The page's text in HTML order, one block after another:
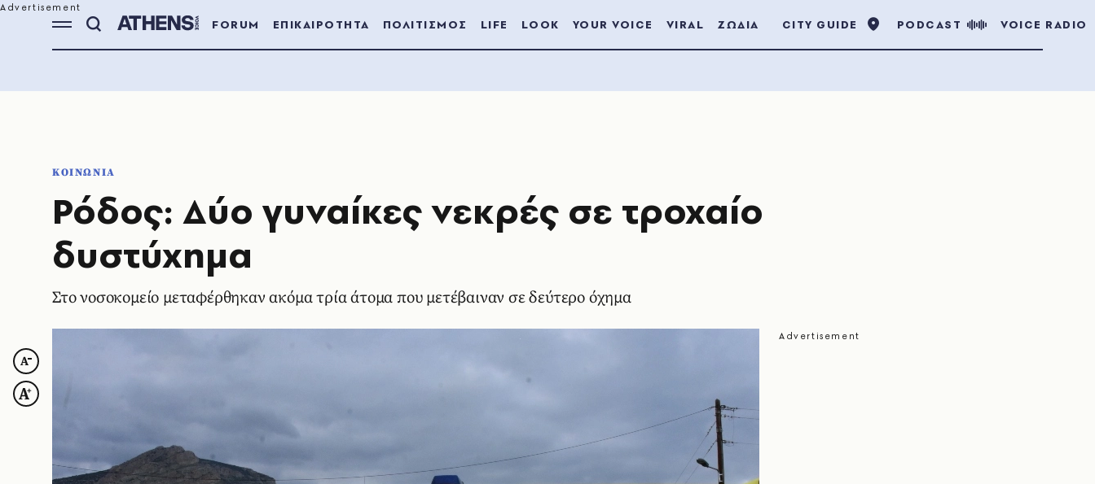
FORUM ΕΠΙΚΑΙΡΟΤΗΤΑ ΠΟΛΙΤΙΣΜΟΣ LIFE LOOK YOUR VOICE VIRAL ΖΩΔΙΑ CITY GUIDE PODCAST VOICE RADIO
ΚΟΙΝΩΝΙΑ
Ρόδος: Δύο γυναίκες νεκρές σε τροχαίο
δυστύχημα
Στο νοσοκομείο μεταφέρθηκαν ακόμα τρία άτομα που μετέβαιναν σε δεύτερο όχημα